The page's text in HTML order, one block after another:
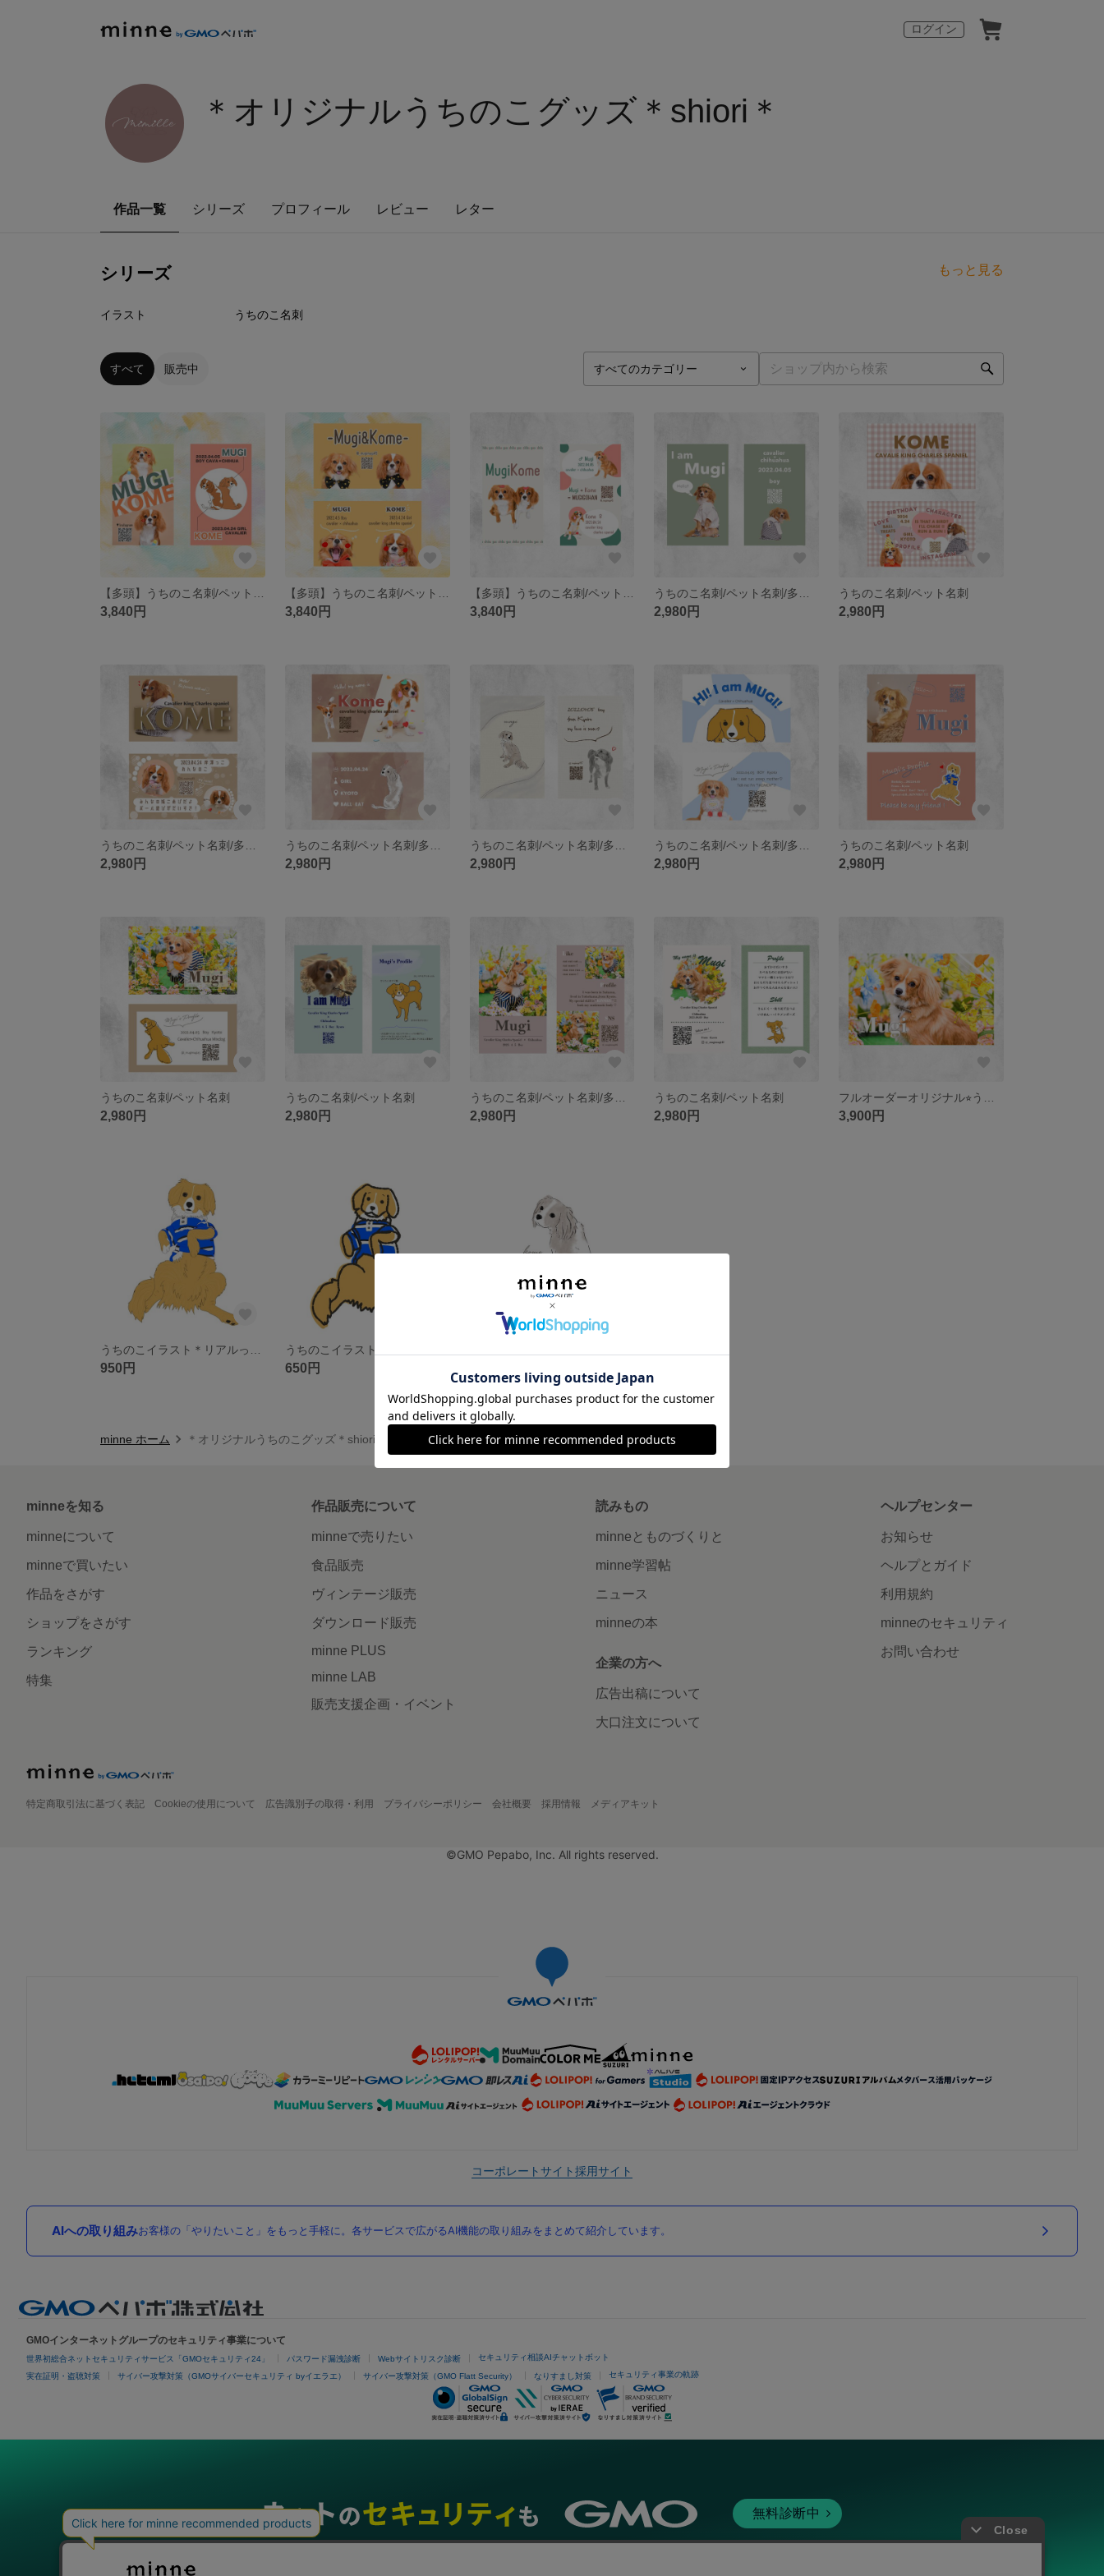
ログイン
＊オリジナルうちのこグッズ＊shiori＊
作品一覧 シリーズ プロフィール レビュー レター
シリーズ もっと見る
イラスト うちのこ名刺
すべて 販売中
3,840円 3,840円 3,840円 2,980円
うちのこ名刺/ペット名刺
2,980円
2,980円 2,980円 2,980円 2,980円
うちのこ名刺/ペット名刺
2,980円
うちのこ名刺/ペット名刺
2,980円
うちのこ名刺/ペット名刺
2,980円 2,980円
うちのこ名刺/ペット名刺
2,980円 3,900円
950円 650円
minne ホーム ＊オリジナルうちのこグッズ＊shiori＊ の作品一覧
minneを知る
minneについて
minneで買いたい
作品をさがす
ショップをさがす
ランキング
特集
作品販売について
minneで売りたい
食品販売
ヴィンテージ販売
ダウンロード販売
minne PLUS
minne LAB
販売支援企画・イベント
読みもの
minneとものづくりと
minne学習帖
ニュース
minneの本
企業の方へ
広告出稿について
大口注文について
ヘルプセンター
お知らせ
ヘルプとガイド
利用規約
minneのセキュリティ
お問い合わせ
特定商取引法に基づく表記 Cookieの使用について 広告識別子の取得・利用 プライバシーポリシー 会社概要 採用情報 メディアキット
©GMO Pepabo, Inc. All rights reserved.
コーポレートサイト採用サイト
AIへの取り組みお客様の「やりたいこと」をもっと手軽に。各サービスで広がるAI機能の取り組みをまとめて紹介しています。
GMOインターネットグループのセキュリティ事業について
世界初総合ネットセキュリティサービス「GMOセキュリティ24」 パスワード漏洩診断 Webサイトリスク診断 セキュリティ相談AIチャットボット
実在証明・盗聴対策 サイバー攻撃対策（GMOサイバーセキュリティ byイエラエ） サイバー攻撃対策（GMO Flatt Security） なりすまし対策 セキュリティ事業の軌跡
無料診断中